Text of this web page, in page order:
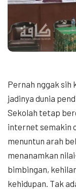
Pernah nggak sih
jadinya dunia
Sekolah tetap
internet semakin
menuntun arah
menanamkan
bimbingan,
kehidupan. Tak